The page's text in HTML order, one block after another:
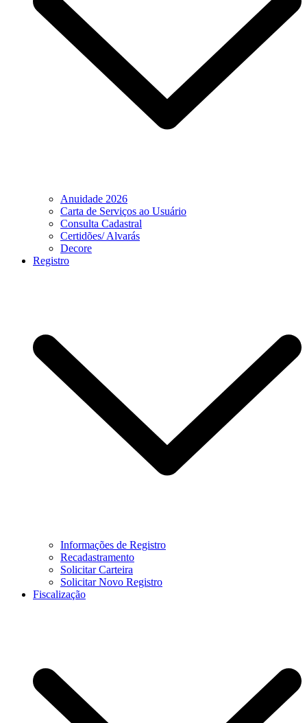
Anuidade 2026
Carta de Serviços ao Usuário
Consulta Cadastral
Certidões/ Alvarás
Decore
Registro
Informações de Registro
Recadastramento
Solicitar Carteira
Solicitar Novo Registro
Fiscalização